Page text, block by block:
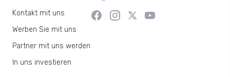
Kontakt mit uns
Werben Sie mit uns
Partner mit uns werden
In uns investieren